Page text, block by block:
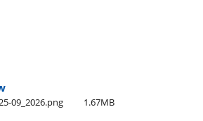
09​_2026.png 1.67MB